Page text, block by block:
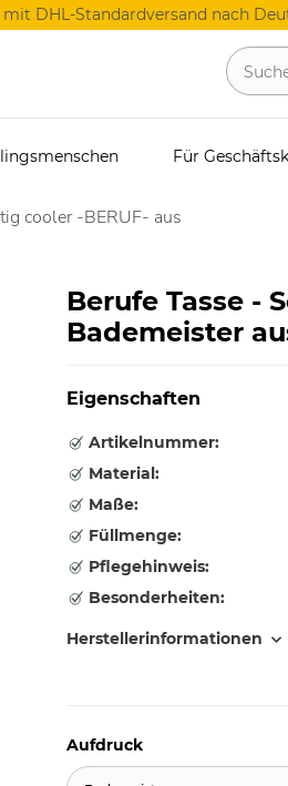
DHL-Standardversand nach
Für
cooler -BERUF- aus
Berufe Tasse -
Bademeister
Eigenschaften
Artikelnummer:
Material:
Maße:
Füllmenge:
Pflegehinweis:
Besonderheiten:
Herstellerinformationen
Aufdruck